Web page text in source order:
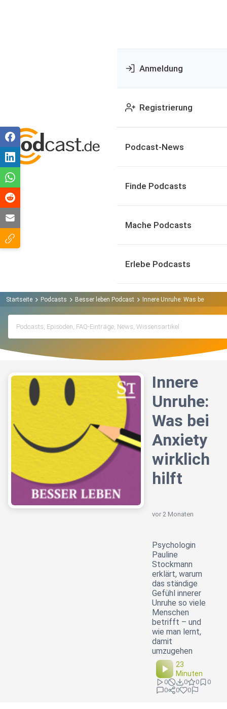
Anmeldung
Registrierung
Podcast-News
Finde Podcasts
Mache Podcasts
Erlebe Podcasts
Startseite Podcasts Besser leben Podcast Innere Unruhe: Was bei
Innere
Unruhe:
Was bei
Anxiety
wirklich
hilft
vor 2 Monaten
Psychologin
Pauline
Stockmann
erklärt, warum
das ständige
Gefühl innerer
Unruhe so viele
Menschen
betrifft – und
wie man lernt,
damit
umzugehen
23
Minuten
0 0 0
0
0
0 0